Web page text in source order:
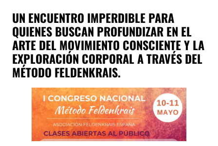
UN ENCUENTRO IMPERDIBLE PARA
QUIENES BUSCAN PROFUNDIZAR EN EL
ARTE DEL MOVIMIENTO CONSCIENTE Y LA
EXPLORACIÓN CORPORAL A TRAVÉS DEL
MÉTODO FELDENKRAIS.